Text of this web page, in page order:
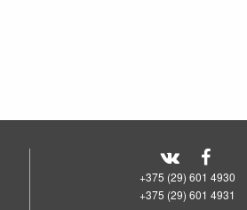
+375 (29) 601 4930
+375 (29) 601 4931